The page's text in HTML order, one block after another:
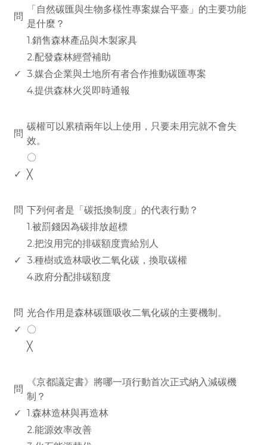
問
「自然碳匯與生物多樣性專案媒合平臺」的主要功能
是什麼？
1.銷售森林產品與木製家具
2.配發森林經營補助
✓ 3.媒合企業與土地所有者合作推動碳匯專案
4.提供森林火災即時通報
問
碳權可以累積兩年以上使用，只要未用完就不會失
效。
〇
✓ ╳
問 下列何者是「碳抵換制度」的代表行動？
1.被罰錢因為碳排放超標
2.把沒用完的排碳額度賣給別人
✓ 3.種樹或造林吸收二氧化碳，換取碳權
4.政府分配排碳額度
問 光合作用是森林碳匯吸收二氧化碳的主要機制。
✓
〇
╳
問
《京都議定書》將哪一項行動首次正式納入減碳機
制？
✓ 1.森林造林與再造林
2.能源效率改善